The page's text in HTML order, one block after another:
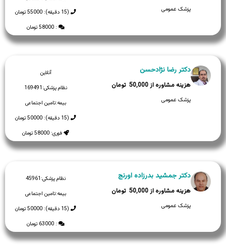
(15 دقیقه): 55000 تومان
: 58000 تومان
پزشک عمومی
آنلاین
نظام پزشکی:169491
بیمه:تامین اجتماعی
(15 دقیقه): 50000 تومان
فوری: 58000 تومان
دکتر رضا نژادحسن
50,000
پزشک عمومی
نظام پزشکی:45961
بیمه:تامین اجتماعی
(15 دقیقه): 50000 تومان
: 63000 تومان
دکتر جمشید بدرزاده اورنج
50,000
پزشک عمومی